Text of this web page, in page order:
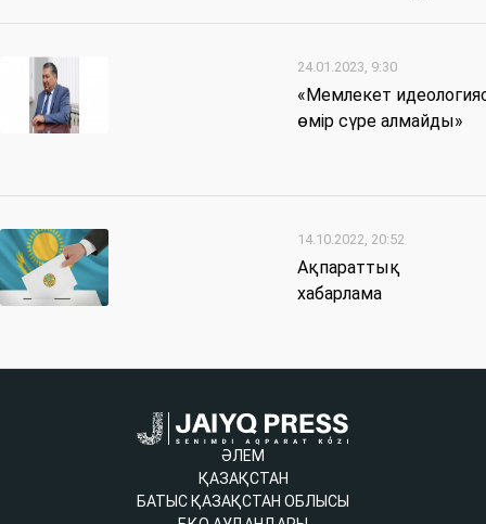
24.01.2023, 9:30
«Мемлекет
өмір сүре алмайды»
14.10.2022, 20:52
Ақпараттық
хабарлама
ӘЛЕМ
ҚАЗАҚСТАН
БАТЫС ҚАЗАҚСТАН ОБЛЫСЫ